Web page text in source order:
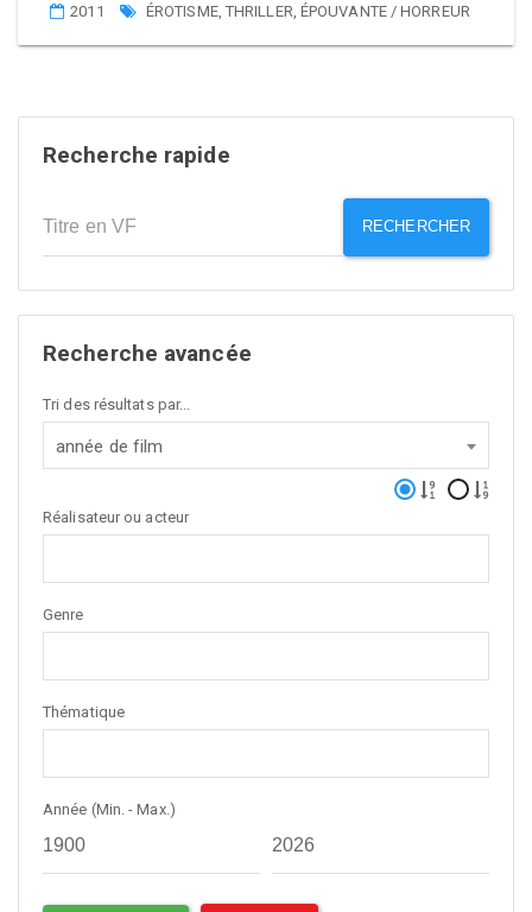
2011 ÉROTISME, THRILLER, ÉPOUVANTE / HORREUR
Recherche rapide
RECHERCHER
Recherche avancée
Tri des résultats par...
année de film
Réalisateur ou acteur
Genre
Thématique
Année (Min. - Max.)